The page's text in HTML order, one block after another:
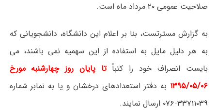
صلاحیت عمومی ۲۰ مرداد ماه است.
به گزارش مسترتست، بنا بر اعلام این دانشگاه، دانشجویانی که
به هر دلیل مایل به استفاده از این سهمیه نمی باشند، می
بایست انصراف خود را کتباًتا پایان روز چهارشنبه مورخ
۱۳۹۵/۰۵/۰۶ به دفتر استعدادهای درخشان و یا به نمابر شماره
۳۳۷۱۱۰۳۹-۰۷۶ ارسال نمایند.